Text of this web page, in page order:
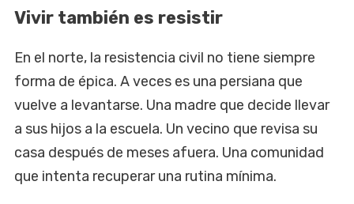
Vivir también es resistir
En el norte, la resistencia civil no tiene siempre
forma de épica. A veces es una persiana que
vuelve a levantarse. Una madre que decide llevar
a sus hijos a la escuela. Un vecino que revisa su
casa después de meses afuera. Una comunidad
que intenta recuperar una rutina mínima.